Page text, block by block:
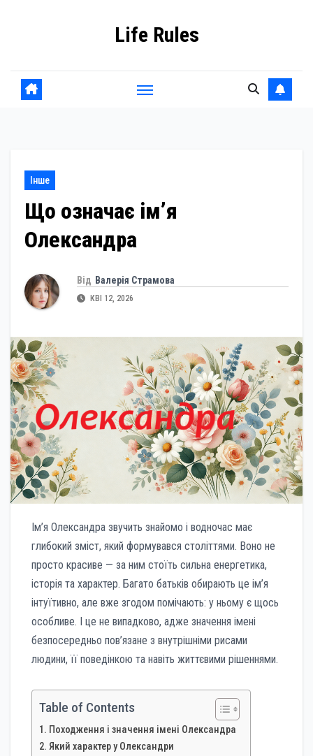
Life Rules
Інше
Що означає ім’я
Олександра
Від Валерія Страмова
КВІ 12, 2026
Ім’я Олександра звучить знайомо і водночас має
глибокий зміст, який формувався століттями. Воно не
просто красиве — за ним стоїть сильна енергетика,
історія та характер. Багато батьків обирають це ім’я
інтуїтивно, але вже згодом помічають: у ньому є щось
особливе. І це не випадково, адже значення імені
безпосередньо пов’язане з внутрішніми рисами
людини, її поведінкою та навіть життєвими рішеннями.
Table of Contents
Походження і значення імені Олександра
Який характер у Олександри